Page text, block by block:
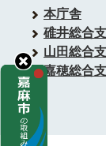
本庁舎
碓井総合
山田総合
嘉穂総合